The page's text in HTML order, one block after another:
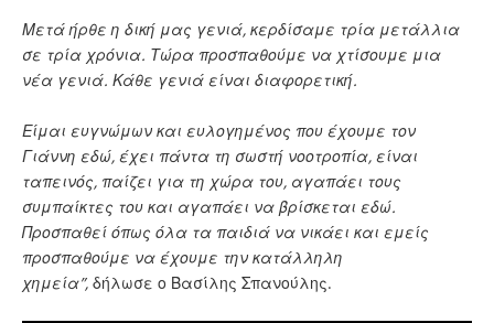
Μετά ήρθε η δική μας γενιά, κερδίσαμε τρία μετάλλια
σε τρία χρόνια. Τώρα προσπαθούμε να χτίσουμε μια
νέα γενιά. Κάθε γενιά είναι διαφορετική.
Είμαι ευγνώμων και ευλογημένος που έχουμε τον
Γιάννη εδώ, έχει πάντα τη σωστή νοοτροπία, είναι
ταπεινός, παίζει για τη χώρα του, αγαπάει τους
συμπαίκτες του και αγαπάει να βρίσκεται εδώ.
Προσπαθεί όπως όλα τα παιδιά να νικάει και εμείς
προσπαθούμε να έχουμε την κατάλληλη
χημεία”, δήλωσε ο Βασίλης Σπανούλης.